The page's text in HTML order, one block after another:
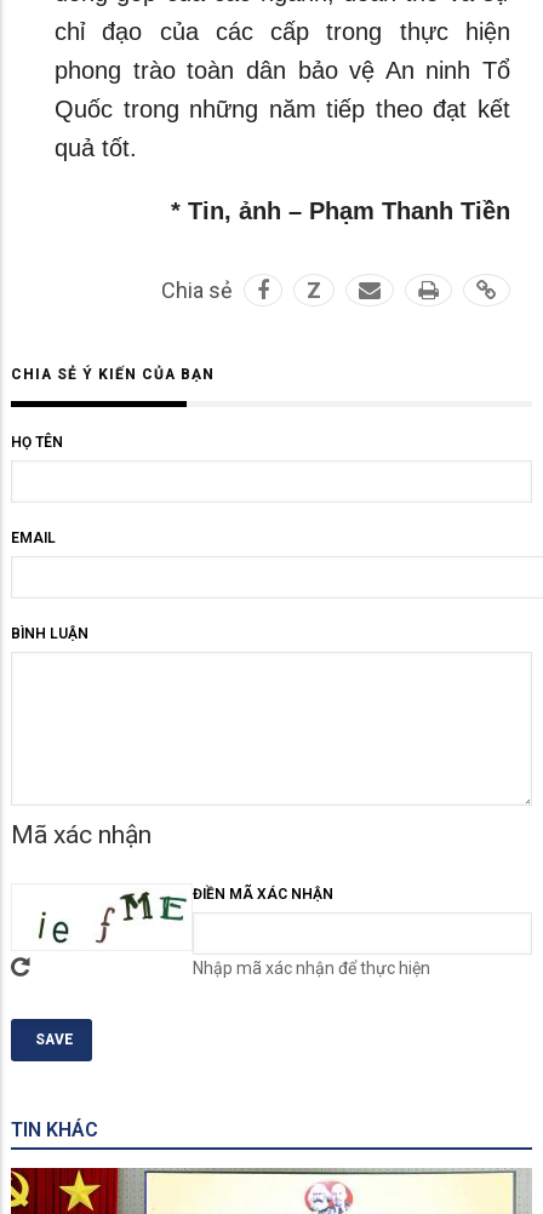
chỉ đạo của các cấp trong thực hiện
phong trào toàn dân bảo vệ An ninh Tổ
Quốc trong những năm tiếp theo đạt kết
quả tốt.
* Tin, ảnh – Phạm Thanh Tiền
Chia sẻ Z
CHIA SẺ Ý KIẾN CỦA BẠN
HỌ TÊN
EMAIL
BÌNH LUẬN
Mã xác nhận
ĐIỀN MÃ XÁC NHẬN
Nhập mã xác nhận để thực hiện
TIN KHÁC